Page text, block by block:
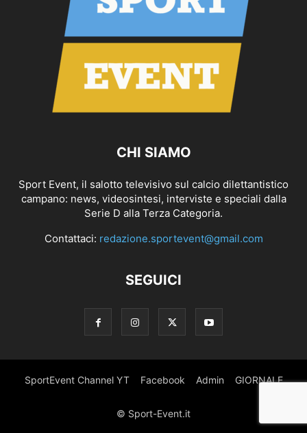
CHI SIAMO
Sport Event, il salotto televisivo sul calcio dilettantistico
campano: news, videosintesi, interviste e speciali dalla
Serie D alla Terza Categoria.
Contattaci: redazione.sportevent@gmail.com
SEGUICI
SportEvent Channel YT Facebook Admin GIORNALE
© Sport-Event.it